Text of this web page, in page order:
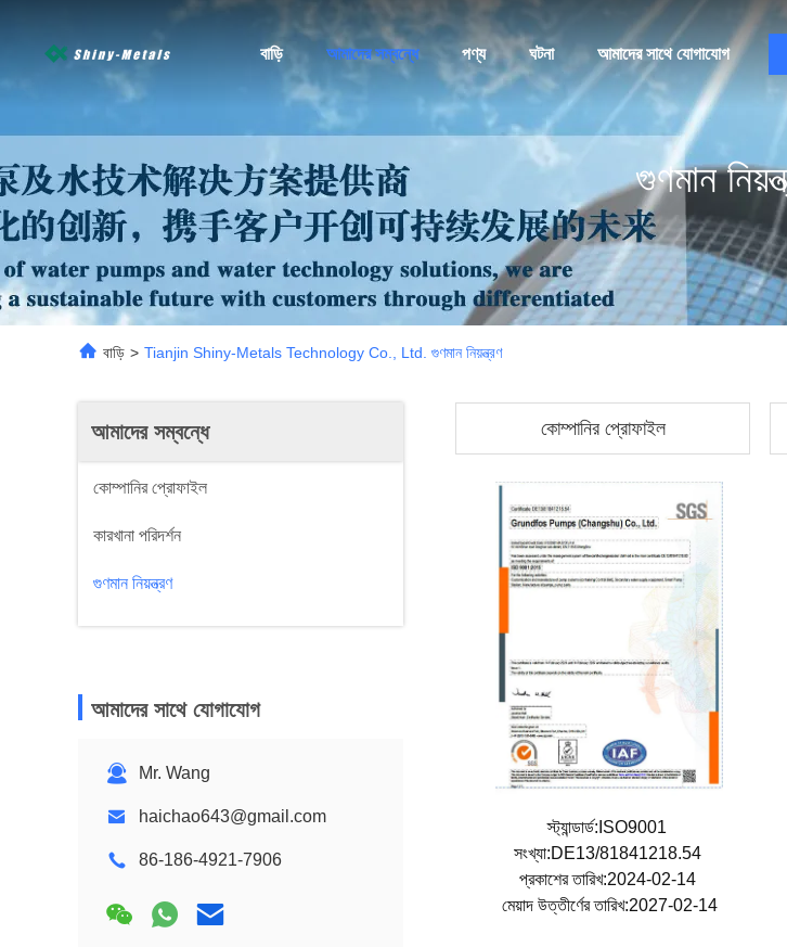
বাড়ি আমাদের সম্বন্ধে পণ্য ঘটনা আমাদের সাথে যোগাযোগ
গুণমান
বাড়ি > Tianjin Shiny-Metals Technology Co., Ltd. গুণমান নিয়ন্ত্রণ
আমাদের সম্বন্ধে
কোম্পানির প্রোফাইল
কারখানা পরিদর্শন
গুণমান নিয়ন্ত্রণ
আমাদের সাথে যোগাযোগ
Mr. Wang
haichao643@gmail.com
86-186-4921-7906
কোম্পানির প্রোফাইল
স্ট্যান্ডার্ড:ISO9001
সংখ্যা:DE13/81841218.54
প্রকাশের তারিখ:2024-02-14
মেয়াদ উত্তীর্ণের তারিখ:2027-02-14